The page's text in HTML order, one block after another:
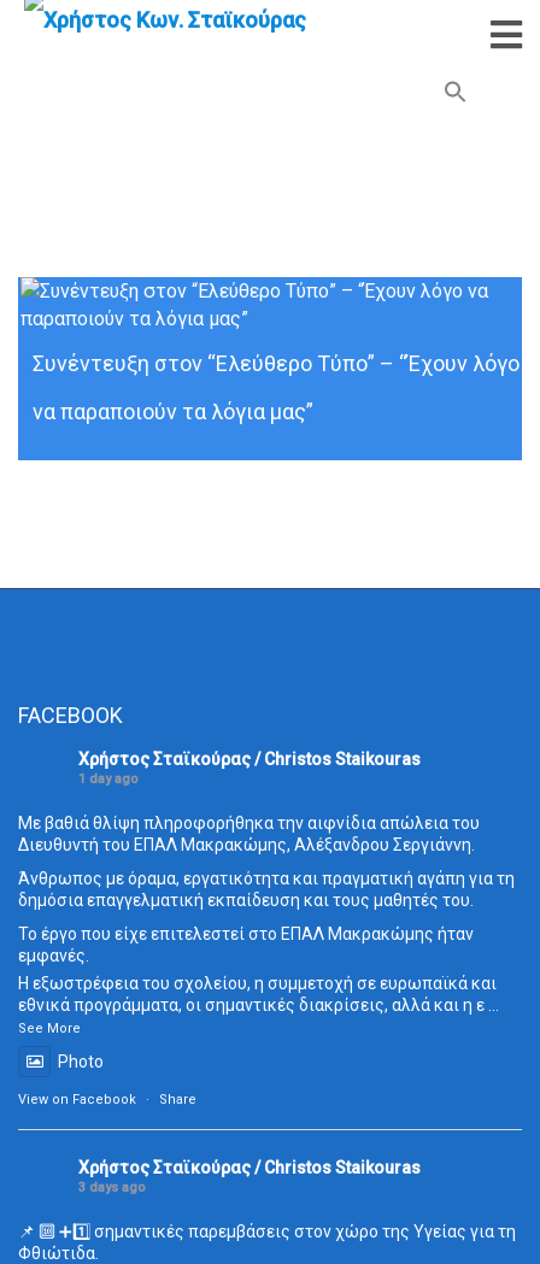
Συνέντευξη στον “Ελεύθερο Τύπο” – “Έχουν λόγο
να παραποιούν τα λόγια μας”
FACEBOOK
Χρήστος Σταϊκούρας / Christos Staikouras
1 day ago
Με βαθιά θλίψη πληροφορήθηκα την αιφνίδια απώλεια του
Διευθυντή του ΕΠΑΛ Μακρακώμης, Αλέξανδρου Σεργιάννη.
Άνθρωπος με όραμα, εργατικότητα και πραγματική αγάπη για τη
δημόσια επαγγελματική εκπαίδευση και τους μαθητές του.
Το έργο που είχε επιτελεστεί στο ΕΠΑΛ Μακρακώμης ήταν
εμφανές.
Η εξωστρέφεια του σχολείου, η συμμετοχή σε ευρωπαϊκά και
εθνικά προγράμματα, οι σημαντικές διακρίσεις, αλλά και η ε
See More
Photo
View on Facebook · Share
Χρήστος Σταϊκούρας / Christos Staikouras
3 days ago
📌 🔟 ➕1️⃣ σημαντικές παρεμβάσεις στον χώρο της Υγείας για τη
Φθιώτιδα.